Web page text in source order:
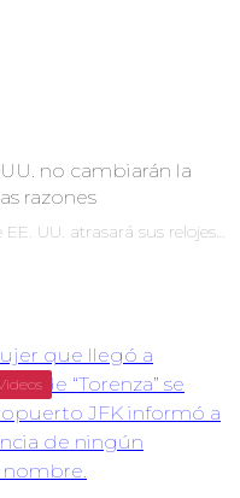
no cambiarán la
razones
UU. atrasará sus relojes…